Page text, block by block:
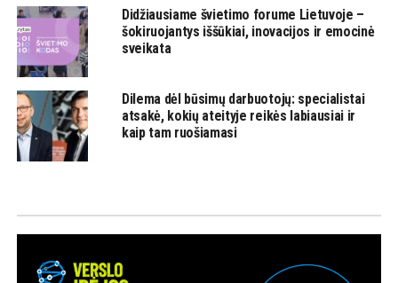
Didžiausiame švietimo forume Lietuvoje –
šokiruojantys iššūkiai, inovacijos ir emocinė
sveikata
Dilema dėl būsimų darbuotojų: specialistai
atsakė, kokių ateityje reikės labiausiai ir
kaip tam ruošiamasi